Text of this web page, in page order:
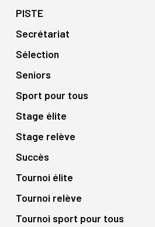
PISTE
Secrétariat
Sélection
Seniors
Sport pour tous
Stage élite
Stage relève
Succès
Tournoi élite
Tournoi relève
Tournoi sport pour tous